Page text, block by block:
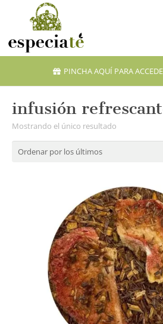
PINCHA AQUÍ PARA
infusión
Mostrando el único resultado